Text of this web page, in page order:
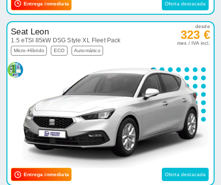
Entrega inmediata Oferta destacada
Seat Leon
1.5 eTSI 85kW DSG Style XL Fleet Pack
Micro-Híbrido ECO Automático
desde
323 €
mes / IVA incl.
Entrega inmediata Oferta destacada